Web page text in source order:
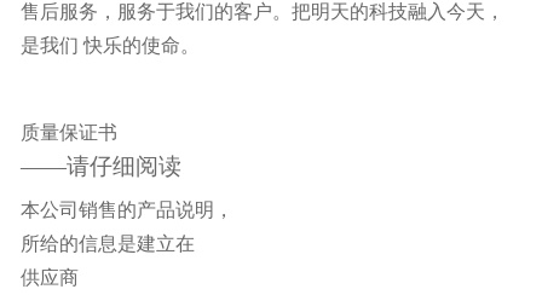
售后服务，服务于我们的客户。把明天的科技融入今天，
是我们 快乐的使命。
质量保证书
——请仔细阅读
本公司销售的产品说明，
所给的信息是建立在
供应商